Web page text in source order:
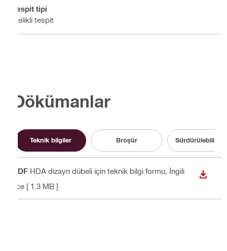
Tespit tipi
Delikli tespit
Dökümanlar
Teknik bilgiler Broşür Sürdürülebilirlik
PDF HDA dizayn dübeli için teknik bilgi formu , İngili
zce [ 1.3 MB ]
İNDIR